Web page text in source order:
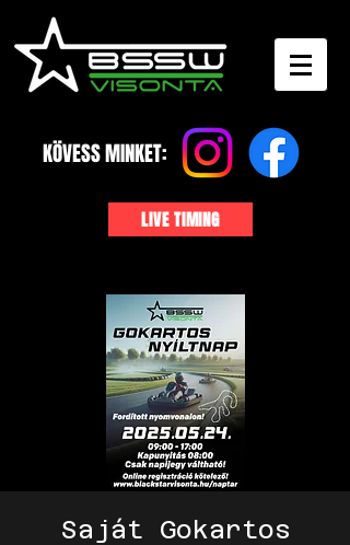
KÖVESS MINKET:
LIVE TIMING
Saját Gokartos